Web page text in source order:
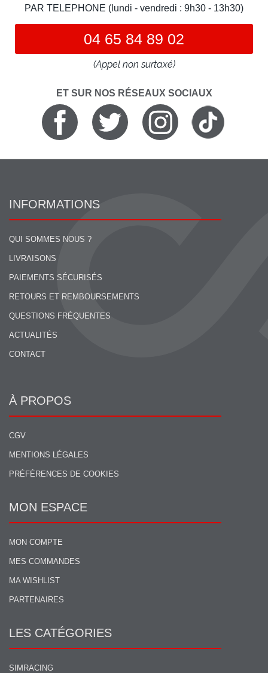
PAR TELEPHONE (lundi - vendredi : 9h30 - 13h30)
04 65 84 89 02
(Appel non surtaxé)
ET SUR NOS RÉSEAUX SOCIAUX
INFORMATIONS
QUI SOMMES NOUS ?
LIVRAISONS
PAIEMENTS SÉCURISÉS
RETOURS ET REMBOURSEMENTS
QUESTIONS FRÉQUENTES
ACTUALITÉS
CONTACT
À PROPOS
CGV
MENTIONS LÉGALES
PRÉFÉRENCES DE COOKIES
MON ESPACE
MON COMPTE
MES COMMANDES
MA WISHLIST
PARTENAIRES
LES CATÉGORIES
SIMRACING